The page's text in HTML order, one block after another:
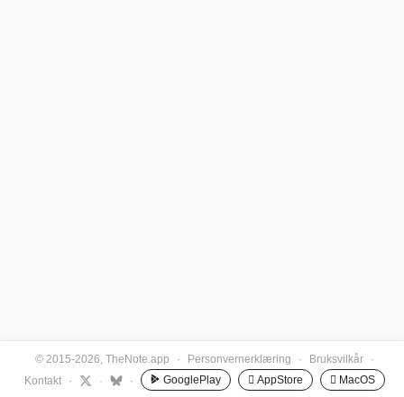
© 2015-2026, TheNote.app · Personvernerklæring · Bruksvilkår
·
Kontakt
· · · GooglePlay  AppStore  MacOS